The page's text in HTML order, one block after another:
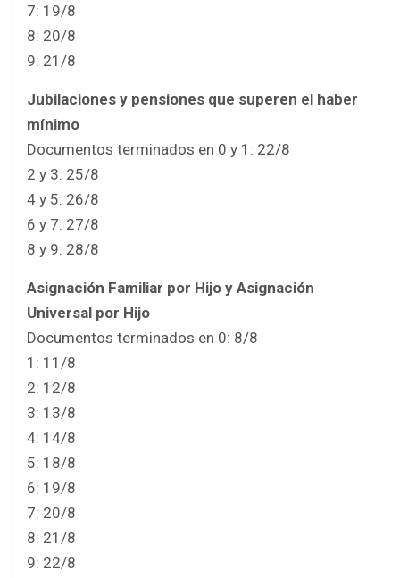
7: 19/8
8: 20/8
9: 21/8
Jubilaciones y pensiones que superen el haber
mínimo
Documentos terminados en 0 y 1: 22/8
2 y 3: 25/8
4 y 5: 26/8
6 y 7: 27/8
8 y 9: 28/8
Asignación Familiar por Hijo y Asignación
Universal por Hijo
Documentos terminados en 0: 8/8
1: 11/8
2: 12/8
3: 13/8
4: 14/8
5: 18/8
6: 19/8
7: 20/8
8: 21/8
9: 22/8